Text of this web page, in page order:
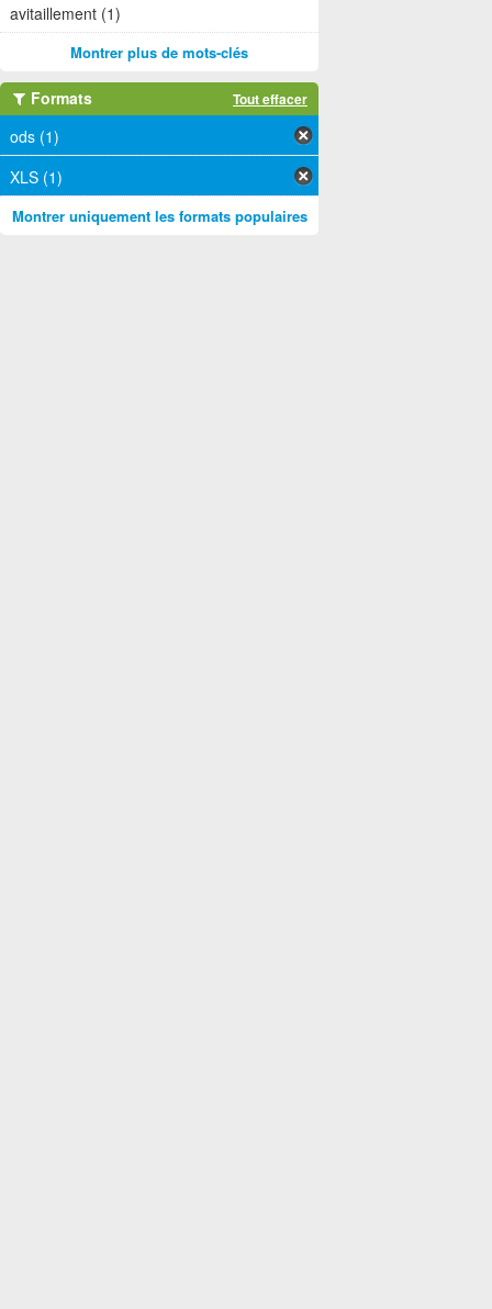
avitaillement (1)
Montrer plus de mots-clés
Formats Tout effacer
ods (1)
XLS (1)
Montrer uniquement les formats populaires